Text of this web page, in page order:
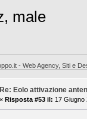
male
- Web Agency, Siti e
Re: Eolo attivazione
« Risposta #53 il: 17 Giugno